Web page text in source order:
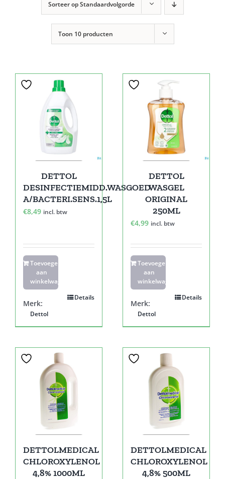
Sorteer opStandaardvolgorde
Toon 10 producten
DETTOL
DESINFECTIEMIDD.WASGOED
A/BACTERI.SENS.1,5L
€8,49 incl. btw
Toevoegen
aan
winkelwagen
Details
Merk:
Dettol
DETTOL
WASGEL
ORIGINAL
250ML
€4,99 incl. btw
Toevoegen
aan
winkelwagen
Details
Merk:
Dettol
DETTOLMEDICAL
CHLOROXYLENOL
4,8% 1000ML
DETTOLMEDICAL
CHLOROXYLENOL
4,8% 500ML